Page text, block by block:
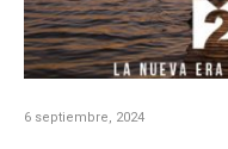
6 septiembre, 2024